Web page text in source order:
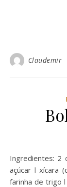
Claudemir
Ingredientes: 2 colheres (sopa) de mel ½ xícara (chá) de
açúcar l xícara
farinha de trigo